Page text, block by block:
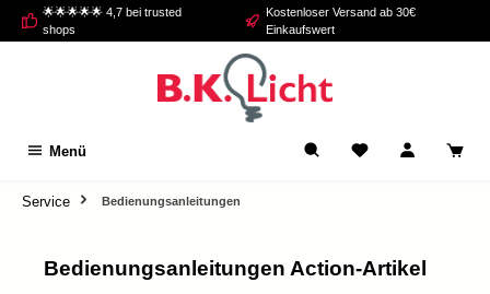
springen
🌟🌟🌟🌟🌟 4,7 bei trusted
shops
Kostenloser Versand ab 30€
Einkaufswert
Menü
Service Bedienungsanleitungen
Bedienungsanleitungen Action-Artikel